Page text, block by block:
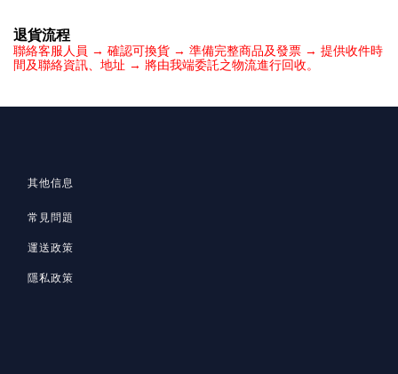
退貨流程
聯絡客服人員 → 確認可換貨 → 準備完整商品及發票 → 提供收件時
間及聯絡資訊、地址 → 將由我端委託之物流進行回收。
其他信息
常見問題
運送政策
隱私政策